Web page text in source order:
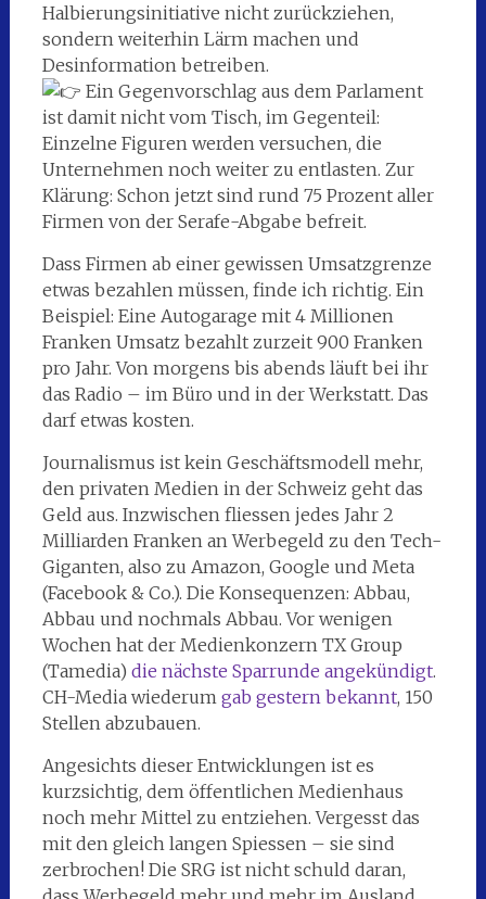
Halbierungsinitiative nicht zurückziehen,
sondern weiterhin Lärm machen und
Desinformation betreiben.
Ein Gegenvorschlag aus dem Parlament
ist damit nicht vom Tisch, im Gegenteil:
Einzelne Figuren werden versuchen, die
Unternehmen noch weiter zu entlasten. Zur
Klärung: Schon jetzt sind rund 75 Prozent aller
Firmen von der Serafe-Abgabe befreit.
Dass Firmen ab einer gewissen Umsatzgrenze
etwas bezahlen müssen, finde ich richtig. Ein
Beispiel: Eine Autogarage mit 4 Millionen
Franken Umsatz bezahlt zurzeit 900 Franken
pro Jahr. Von morgens bis abends läuft bei ihr
das Radio – im Büro und in der Werkstatt. Das
darf etwas kosten.
Journalismus ist kein Geschäftsmodell mehr,
den privaten Medien in der Schweiz geht das
Geld aus. Inzwischen fliessen jedes Jahr 2
Milliarden Franken an Werbegeld zu den Tech-
Giganten, also zu Amazon, Google und Meta
(Facebook & Co.). Die Konsequenzen: Abbau,
Abbau und nochmals Abbau. Vor wenigen
Wochen hat der Medienkonzern TX Group
(Tamedia) die nächste Sparrunde angekündigt.
CH-Media wiederum gab gestern bekannt, 150
Stellen abzubauen.
Angesichts dieser Entwicklungen ist es
kurzsichtig, dem öffentlichen Medienhaus
noch mehr Mittel zu entziehen. Vergesst das
mit den gleich langen Spiessen – sie sind
zerbrochen! Die SRG ist nicht schuld daran,